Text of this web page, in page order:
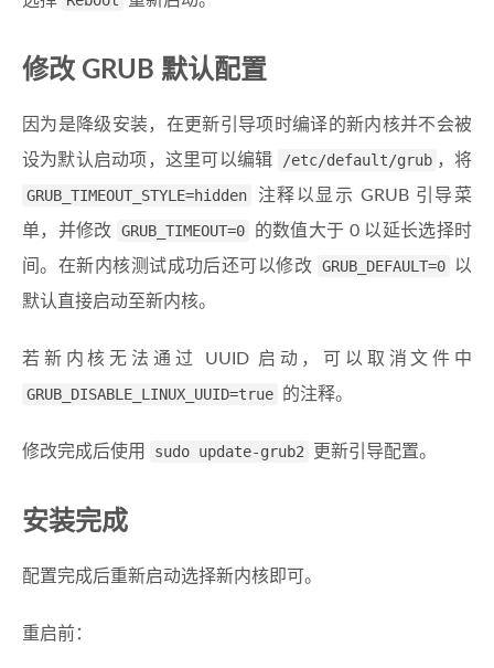
修改 GRUB 默认配置
因为是降级安装，在更新引导项时编译的新内核并不会被
设为默认启动项，这里可以编辑
/etc/default/grub ，将
GRUB_TIMEOUT_STYLE=hidden
注释以显示 GRUB 引导菜
单，并修改 GRUB_TIMEOUT=0
的数值大于 0 以延长选择时
间。在新内核测试成功后还可以修改 GRUB_DEFAULT=0 以
默认直接启动至新内核。
若新内核无法通过 UUID 启动，可以取消文件中
GRUB_DISABLE_LINUX_UUID=true
的注释。
修改完成后使用 sudo update-grub2 更新引导配置。
安装完成
配置完成后重新启动选择新内核即可。
重启前：